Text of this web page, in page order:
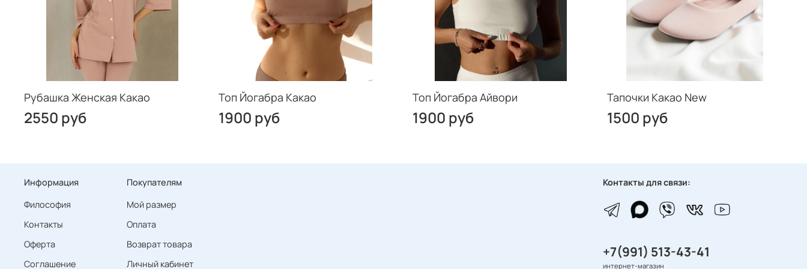
Рубашка Женская Какао
2550 руб
Топ Йогабра Какао
1900 руб
Топ Йогабра Айвори
1900 руб
Тапочки Какао New
1500 руб
Информация
Философия
Контакты
Оферта
Соглашение
Покупателям
Мой размер
Оплата
Возврат товара
Личный кабинет
Контакты для связи:
+7(991) 513-43-41
интернет-магазин